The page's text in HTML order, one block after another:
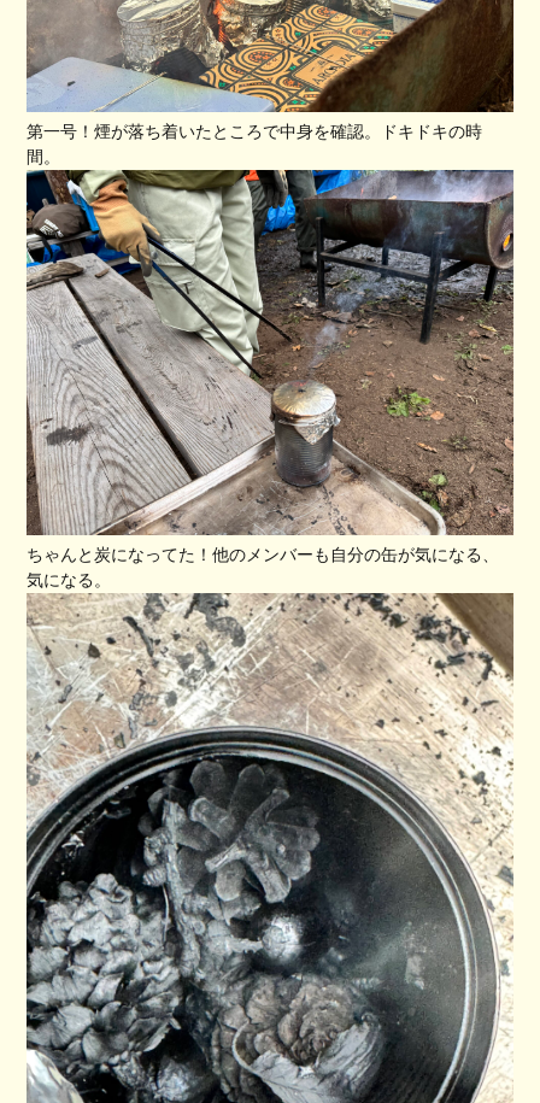
第一号！煙が落ち着いたところで中身を確認。ドキドキの時
間。
ちゃんと炭になってた！他のメンバーも自分の缶が気になる、
気になる。